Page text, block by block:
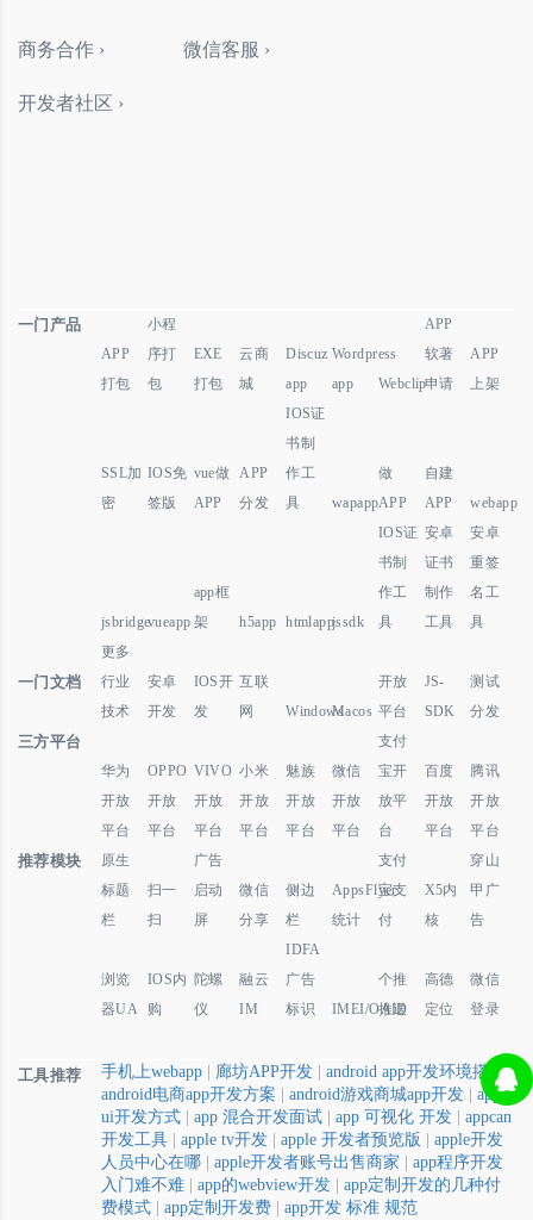
商务合作 ›
开发者社区 ›
微信客服 ›
一门产品
APP
打包
小程
序打
包
EXE
打包
云商
城
Discuz
app
Wordpress
app
Webclip
APP
软著
申请
APP
上架
SSL加
密
IOS免
签版
vue做
APP
APP
分发
IOS证
书制
作工
具
wapapp
做
APP
自建
APP
webapp
jsbridgevueapp
app框
架
h5app htmlappjssdk
IOS证
书制
作工
具
安卓
证书
制作
工具
安卓
重签
名工
具
更多
一门文档
行业
技术
安卓
开发
IOS开
发
互联
网
WindowsMacos
开放
平台
JS-
SDK
测试
分发
三方平台
华为
开放
平台
OPPO
开放
平台
VIVO
开放
平台
小米
开放
平台
魅族
开放
平台
微信
开放
平台
支付
宝开
放平
台
百度
开放
平台
腾讯
开放
平台
推荐模块
原生
标题
栏
扫一
扫
广告
启动
屏
微信
分享
侧边
栏
AppsFlyer
统计
支付
宝支
付
X5内
核
穿山
甲广
告
浏览
器UA
IOS内
购
陀螺
仪
融云
IM
IDFA
广告
标识
IMEI/OAID
个推
推送
高德
定位
微信
登录
工具推荐 手机上webapp 廊坊APP开发 android app开发环境搭建 |
android电商app开发方案
android游戏商城app开发
app
ui开发方式
app 混合开发面试 app 可视化 开发
appcan
开发工具
apple tv开发 apple 开发者预览版
apple开发
人员中心在哪
apple开发者账号出售商家
app程序开发
入门难不难
app的webview开发
app定制开发的几种付
费模式
app定制开发费 app开发 标准 规范